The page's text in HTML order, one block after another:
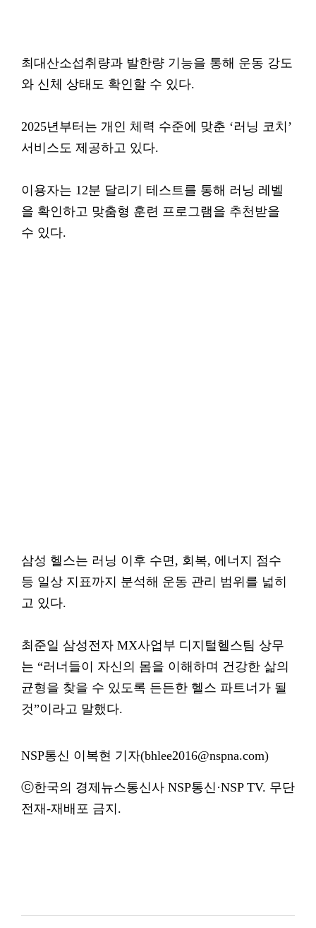
최대산소섭취량과 발한량 기능을 통해 운동 강도
와 신체 상태도 확인할 수 있다.
2025년부터는 개인 체력 수준에 맞춘 ‘러닝 코치’
서비스도 제공하고 있다.
이용자는 12분 달리기 테스트를 통해 러닝 레벨
을 확인하고 맞춤형 훈련 프로그램을 추천받을
수 있다.
삼성 헬스는 러닝 이후 수면, 회복, 에너지 점수
등 일상 지표까지 분석해 운동 관리 범위를 넓히
고 있다.
최준일 삼성전자 MX사업부 디지털헬스팀 상무
는 “러너들이 자신의 몸을 이해하며 건강한 삶의
균형을 찾을 수 있도록 든든한 헬스 파트너가 될
것”이라고 말했다.
NSP통신 이복현 기자(bhlee2016@nspna.com)
ⓒ한국의 경제뉴스통신사 NSP통신·NSP TV. 무단
전재-재배포 금지.